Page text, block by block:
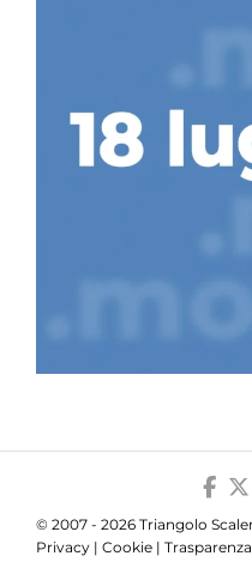
© 2007 - 2026 Triangolo
Privacy | Cookie | Trasparenza